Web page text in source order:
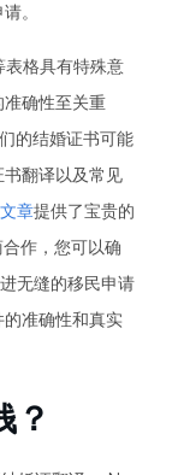
。
格具有特殊意
准确性至关重
的结婚证书可能
翻译以及常见
章提供了宝贵的
作，您可以确
无缝的移民申请
准确性和真实
？